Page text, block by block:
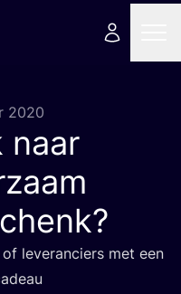
2020
naar
leve­ran­ciers met een